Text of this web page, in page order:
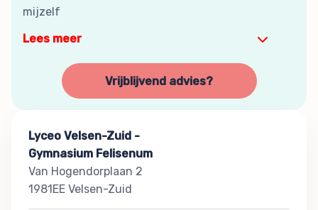
mijzelf
Lees meer
Vrijblijvend advies?
Lyceo Velsen-Zuid -
Gymnasium Felisenum
Van Hogendorplaan 2
1981EE Velsen-Zuid